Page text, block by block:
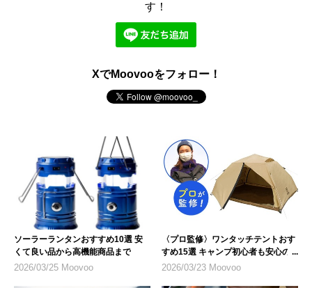
す！
XでMoovooをフォロー！
ソーラーランタンおすすめ10選 安
くて良い品から高機能商品まで
2026/03/25 Moovoo
〈プロ監修〉ワンタッチテントおす
すめ15選 キャンプ初心者も安心の
人気モデル
2026/03/23 Moovoo